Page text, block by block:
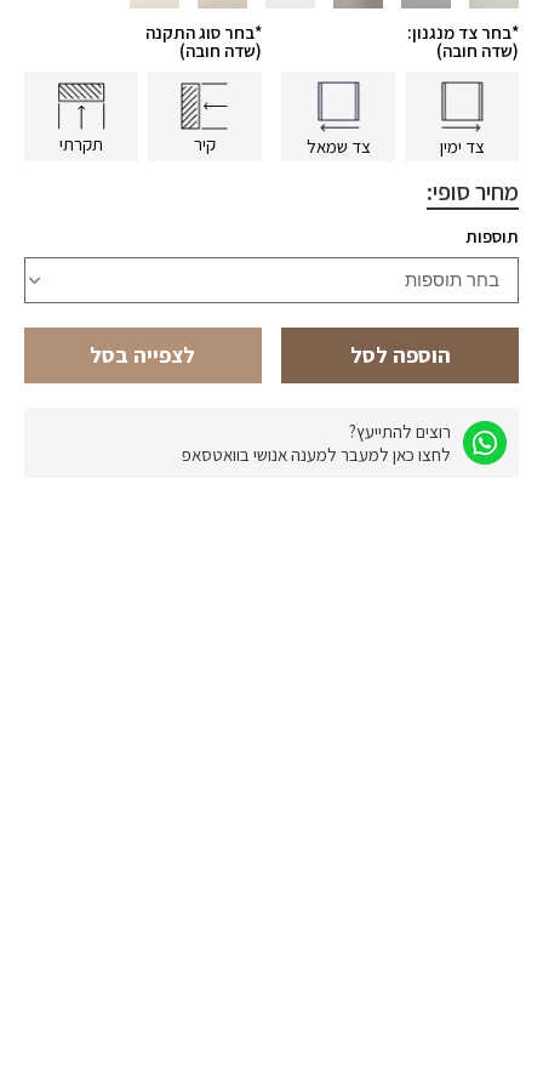
*בחר צד מנגנון:
(שדה חובה)
צד ימין צד שמאל
*בחר סוג התקנה
(שדה חובה)
קיר תקרתי
מחיר סופי:
תוספות
בחר תוספות
הוספה לסל לצפייה בסל
רוצים להתייעץ?
לחצו כאן למעבר למענה אנושי בוואטסאפ